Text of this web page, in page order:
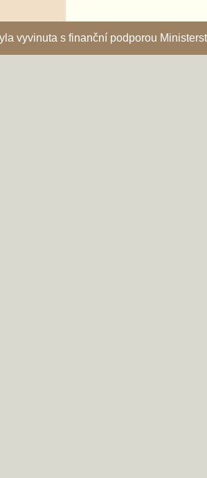
vyvinuta s finanční podporou